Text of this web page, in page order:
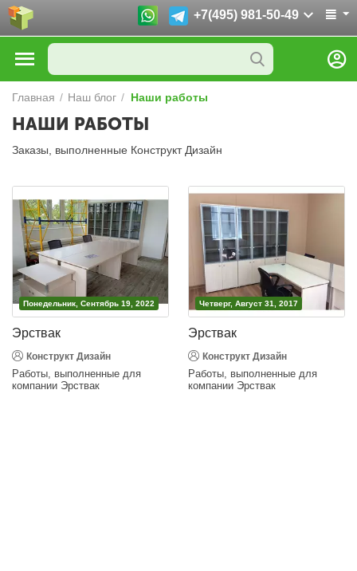
+7(495) 981-50-49
Главная / Наш блог / Наши работы
НАШИ РАБОТЫ
Заказы, выполненные Конструкт Дизайн
Понедельник, Сентябрь 19, 2022
Эрствак
Конструкт Дизайн
Работы, выполненные для
компании Эрствак
Четверг, Август 31, 2017
Эрствак
Конструкт Дизайн
Работы, выполненные для
компании Эрствак